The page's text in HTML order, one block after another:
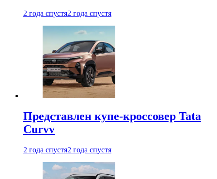
2 года спустя2 года спустя
Представлен купе-кроссовер Tata
Curvv
2 года спустя2 года спустя